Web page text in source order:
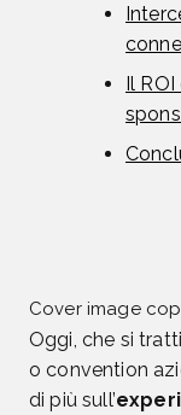
Il
Cover image
Oggi, che si
o convention
di più sull’